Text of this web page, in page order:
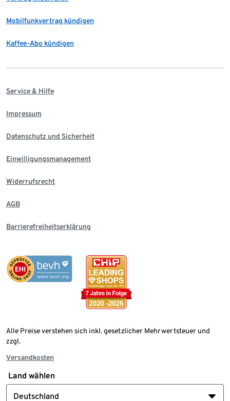
Mobilfunkvertrag kündigen
Kaffee-Abo kündigen
Service & Hilfe
Impressum
Datenschutz und Sicherheit
Einwilligungsmanagement
Widerrufsrecht
AGB
Barrierefreiheitserklärung
Alle Preise verstehen sich inkl. gesetzlicher Mehrwertsteuer und
zzgl.
Versandkosten
Land wählen
Deutschland